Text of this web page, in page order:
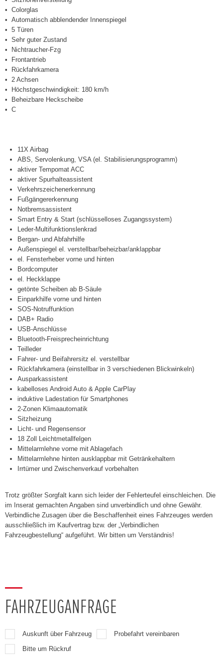
Colorglas
Automatisch abblendender Innenspiegel
5 Türen
Sehr guter Zustand
Nichtraucher-Fzg
Frontantrieb
Rückfahrkamera
2 Achsen
Höchstgeschwindigkeit: 180 km/h
Beheizbare Heckscheibe
C
11X Airbag
ABS, Servolenkung, VSA (el. Stabilisierungsprogramm)
aktiver Tempomat ACC
aktiver Spurhalteassistent
Verkehrszeichenerkennung
Fußgängererkennung
Notbremsassistent
Smart Entry & Start (schlüsselloses Zugangssystem)
Leder-Multifunktionslenkrad
Bergan- und Abfahrhilfe
Außenspiegel el. verstellbar/beheizbar/anklappbar
el. Fensterheber vorne und hinten
Bordcomputer
el. Heckklappe
getönte Scheiben ab B-Säule
Einparkhilfe vorne und hinten
SOS-Notruffunktion
DAB+ Radio
USB-Anschlüsse
Bluetooth-Freisprecheinrichtung
Teilleder
Fahrer- und Beifahrersitz el. verstellbar
Rückfahrkamera (einstellbar in 3 verschiedenen Blickwinkeln)
Ausparkassistent
kabelloses Android Auto & Apple CarPlay
induktive Ladestation für Smartphones
2-Zonen Klimaautomatik
Sitzheizung
Licht- und Regensensor
18 Zoll Leichtmetallfelgen
Mittelarmlehne vorne mit Ablagefach
Mittelarmlehne hinten ausklappbar mit Getränkehaltern
Irrtümer und Zwischenverkauf vorbehalten
Trotz größter Sorgfalt kann sich leider der Fehlerteufel einschleichen. Die
im Inserat gemachten Angaben sind unverbindlich und ohne Gewähr.
Verbindliche Zusagen über die Beschaffenheit eines Fahrzeuges werden
ausschließlich im Kaufvertrag bzw. der „Verbindlichen
Fahrzeugbestellung“ aufgeführt. Wir bitten um Verständnis!
FAHRZEUGANFRAGE
Auskunft über Fahrzeug
Probefahrt vereinbaren
Bitte um Rückruf